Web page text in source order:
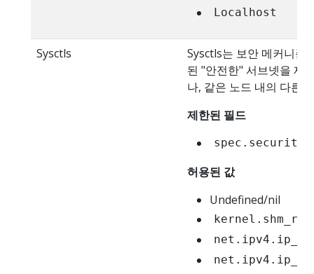
Localhost
Sysctls
Sysctls는 보안 메커니즘
된 "안전한" 서브넷을 제
나, 같은 노드 내의 다른
제한된 필드
허용된 값
Undefined/nil